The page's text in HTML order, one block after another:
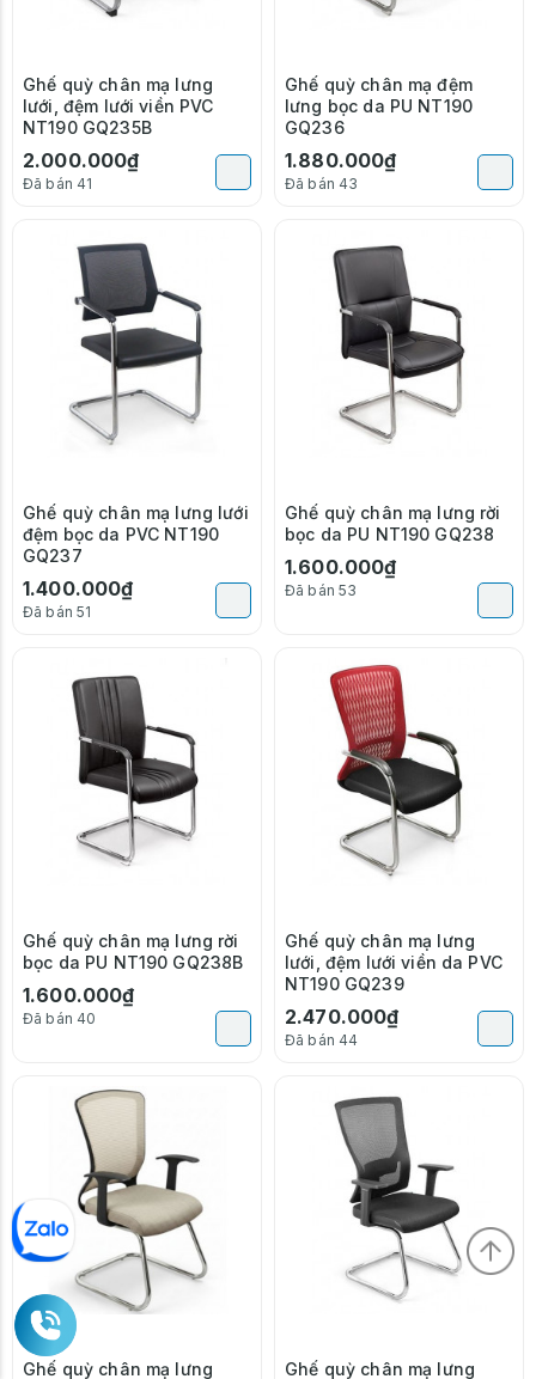
Ghế quỳ chân mạ lưng
lưới, đệm lưới viền PVC
NT190 GQ235B
2.000.000₫
Đã bán 41
Ghế quỳ chân mạ đệm
lưng bọc da PU NT190
GQ236
1.880.000₫
Đã bán 43
Ghế quỳ chân mạ lưng lưới
đệm bọc da PVC NT190
GQ237
1.400.000₫
Đã bán 51
Ghế quỳ chân mạ lưng rời
bọc da PU NT190 GQ238
1.600.000₫
Đã bán 53
Ghế quỳ chân mạ lưng rời
bọc da PU NT190 GQ238B
1.600.000₫
Đã bán 40
Ghế quỳ chân mạ lưng
lưới, đệm lưới viền da PVC
NT190 GQ239
2.470.000₫
Đã bán 44
Ghế quỳ chân mạ lưng Ghế quỳ chân mạ lưng